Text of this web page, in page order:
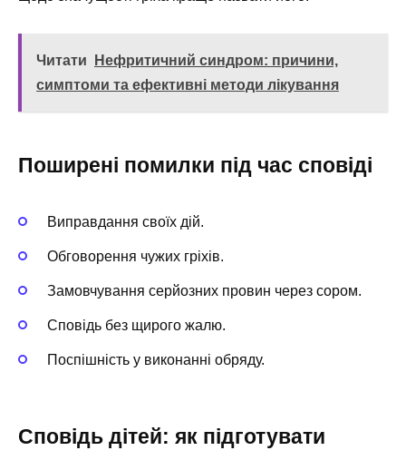
Читати
Нефритичний синдром: причини,
симптоми та ефективні методи лікування
Поширені помилки під час сповіді
Виправдання своїх дій.
Обговорення чужих гріхів.
Замовчування серйозних провин через сором.
Сповідь без щирого жалю.
Поспішність у виконанні обряду.
Сповідь дітей: як підготувати